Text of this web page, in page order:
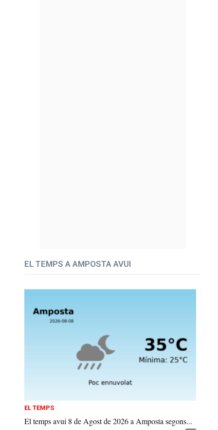
EL TEMPS A AMPOSTA AVUI
EL TEMPS
El temps avui 8 de Agost de 2026 a Amposta segons...